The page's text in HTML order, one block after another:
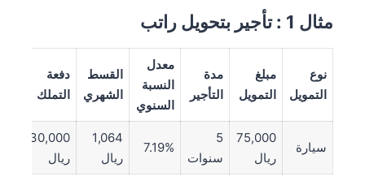
مثال 1 : تأجير بتحويل راتب
نوع
التمويل
مبلغ
التمويل
مدة
التأجير
معدل
النسبة
السنوي
القسط
الشهري
دفعة
التملك
سيارة
75,000
ريال
5
سنوات
7.19%
1,064
ريال
30,000
ريال